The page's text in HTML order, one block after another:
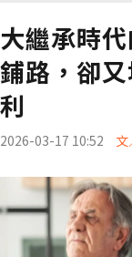
大繼承時
鋪路，卻
利
2026-03-17 10:52